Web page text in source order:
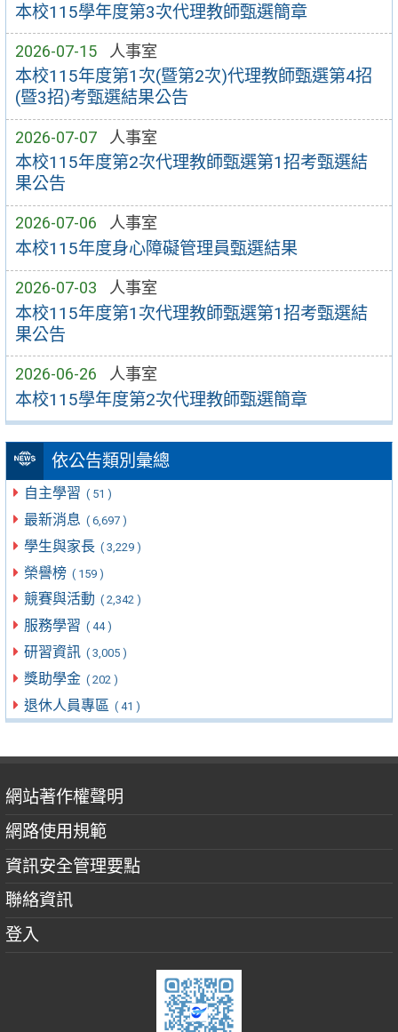
本校115學年度第3次代理教師甄選簡章
2026-07-15 人事室
本校115年度第1次(暨第2次)代理教師甄選第4招
(暨3招)考甄選結果公告
2026-07-07 人事室
本校115年度第2次代理教師甄選第1招考甄選結
果公告
2026-07-06 人事室
本校115年度身心障礙管理員甄選結果
2026-07-03 人事室
本校115年度第1次代理教師甄選第1招考甄選結
果公告
2026-06-26 人事室
本校115學年度第2次代理教師甄選簡章
依公告類別彙總
自主學習 ( 51 )
最新消息 ( 6,697 )
學生與家長 ( 3,229 )
榮譽榜 ( 159 )
競賽與活動 ( 2,342 )
服務學習 ( 44 )
研習資訊 ( 3,005 )
獎助學金 ( 202 )
退休人員專區 ( 41 )
網站著作權聲明
網路使用規範
資訊安全管理要點
聯絡資訊
登入